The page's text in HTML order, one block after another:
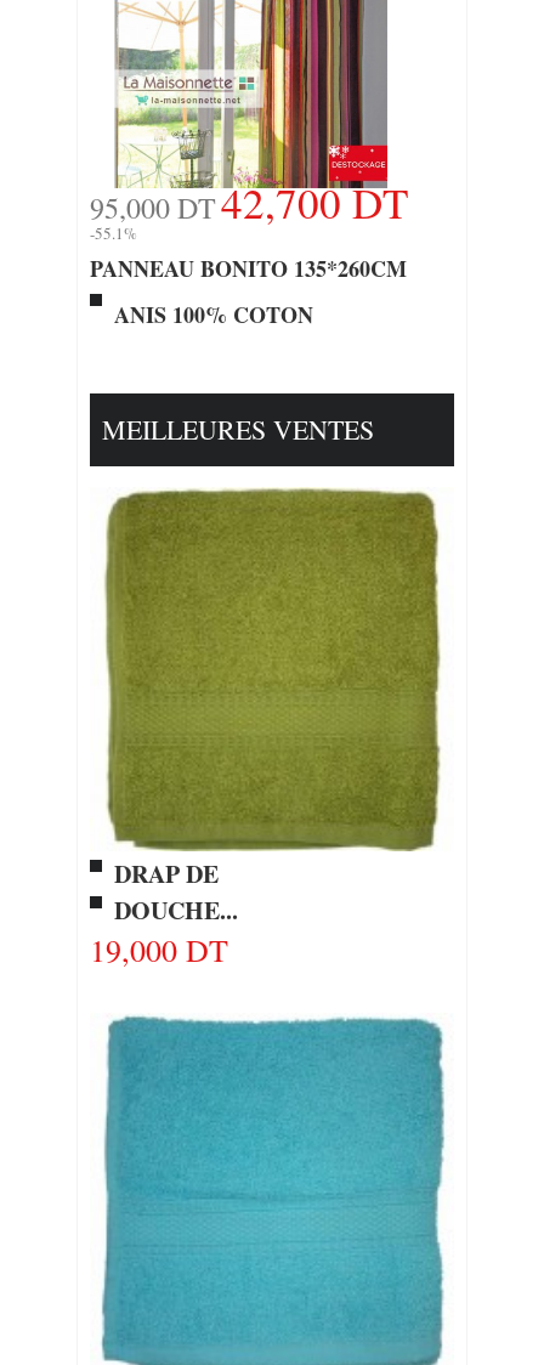
95,000 DT42,700 DT
-55.1%
PANNEAU BONITO 135*260CM
ANIS 100% COTON
MEILLEURES VENTES
DRAP DE
DOUCHE...
19,000 DT